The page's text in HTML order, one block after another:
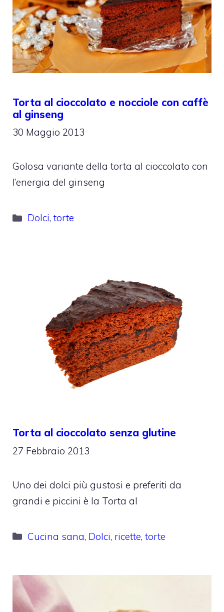
Torta al cioccolato e nocciole con caffè
al ginseng
30 Maggio 2013
Golosa variante della torta al cioccolato con
l’energia del ginseng
Categorie
Dolci,torte
Torta al cioccolato senza glutine
27 Febbraio 2013
Uno dei dolci più gustosi e preferiti da
grandi e piccini è la Torta al
Categorie
Cucina sana, Dolci, ricette,torte